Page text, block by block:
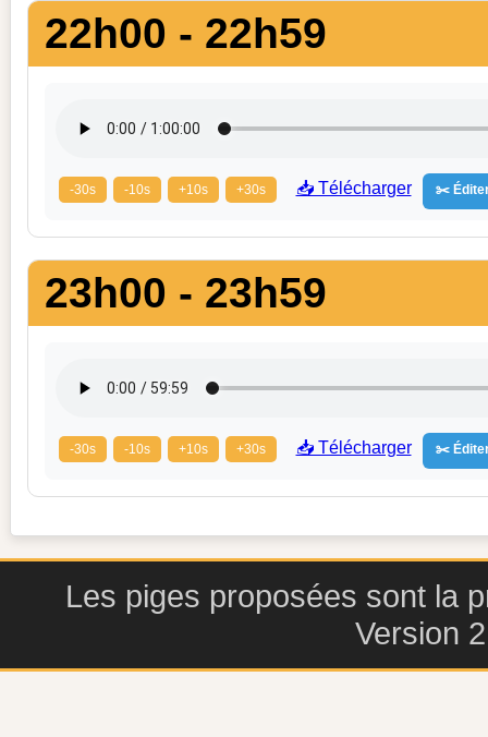
22h00 - 22h59
-30s -10s +10s +30s 📥 Télécharger ✂️
23h00 - 23h59
-30s -10s +10s +30s 📥 Télécharger ✂️
Les piges proposées sont la
Version